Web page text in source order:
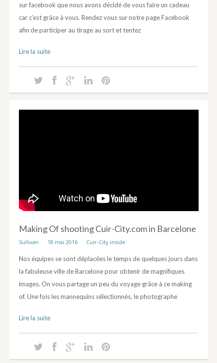
sur facebook que nous avons décidé de vous faire un cadeau
car c’est grâce à vous. Rendez vous sur notre page Facebook
afin de participer au tirage au sort et tentez
Lire la suite
Making Of shooting Cuir-City.com in Barcelone
Sullivan 18 mai 2016 Cuir-City inside
Nos équipes se sont déplacées le temps de quelques jours dans
la fabuleuse ville de Barcelone pour obtenir de magnifiques
images. On vous partage un peu du voyage grâce à ce making
of. Une fois les mannequins sélectionnés, le photographe
Lire la suite